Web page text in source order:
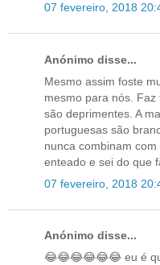
07 fevereiro, 2018
Anónimo disse...
Mesmo assim foste
mesmo para nós.
são deprimentes. A
portuguesas são
nunca combinam
enteado e sei do que
07 fevereiro, 2018
Anónimo disse...
😂😂😂😂😂😂 eu é